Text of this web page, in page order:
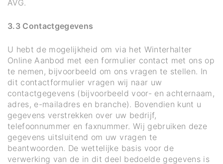
AVG.
3.3 Contactgegevens
U hebt de mogelijkheid om via het Winterhalter
Online Aanbod met een formulier contact met ons op
te nemen, bijvoorbeeld om ons vragen te stellen. In
dit contactformulier vragen wij naar uw
contactgegevens (bijvoorbeeld voor- en achternaam,
adres, e-mailadres en branche). Bovendien kunt u
gegevens verstrekken over uw bedrijf,
telefoonnummer en faxnummer. Wij gebruiken deze
gegevens uitsluitend om uw vragen te
beantwoorden. De wettelijke basis voor de
verwerking van de in dit deel bedoelde gegevens is